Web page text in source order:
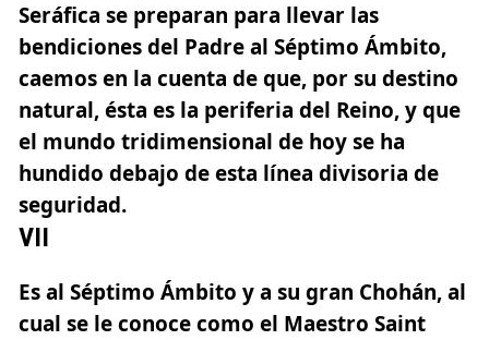
Seráfica se preparan para llevar las
bendiciones del Padre al Séptimo Ámbito,
caemos en la cuenta de que, por su destino
natural, ésta es la periferia del Reino, y que
el mundo tridimensional de hoy se ha
hundido debajo de esta línea divisoria de
seguridad.
VII
Es al Séptimo Ámbito y a su gran Chohán, al
cual se le conoce como el Maestro Saint